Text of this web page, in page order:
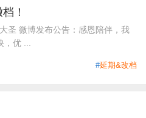
！
圣 微博发布公告：感恩陪伴，我
优 ...
#延期&改档